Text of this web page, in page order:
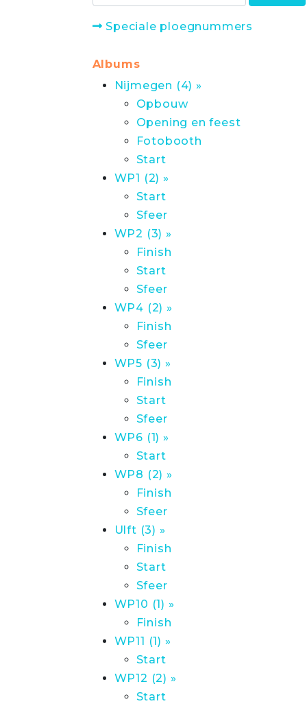
Speciale ploegnummers
Albums
Nijmegen (4) »
Opbouw
Opening en feest
Fotobooth
Start
WP1 (2) »
Start
Sfeer
WP2 (3) »
Finish
Start
Sfeer
WP4 (2) »
Finish
Sfeer
WP5 (3) »
Finish
Start
Sfeer
WP6 (1) »
Start
WP8 (2) »
Finish
Sfeer
Ulft (3) »
Finish
Start
Sfeer
WP10 (1) »
Finish
WP11 (1) »
Start
WP12 (2) »
Start